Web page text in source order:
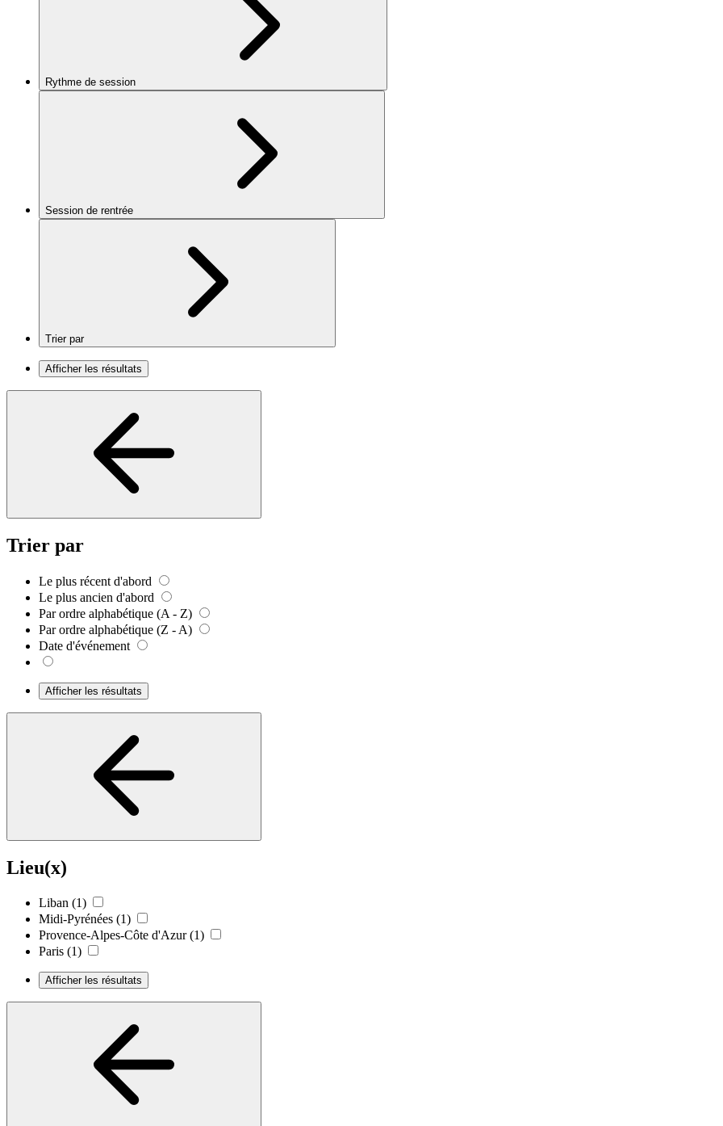
Rythme de session
Session de rentrée
Trier par
Afficher les résultats
Trier par
Le plus récent d'abord
Le plus ancien d'abord
Par ordre alphabétique (A - Z)
Par ordre alphabétique (Z - A)
Date d'événement
Afficher les résultats
Lieu(x)
Liban (1)
Midi-Pyrénées (1)
Provence-Alpes-Côte d'Azur (1)
Paris (1)
Afficher les résultats